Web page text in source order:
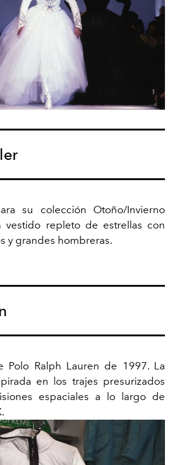
su colección Otoño/Invierno
vestido repleto de estrellas con
y grandes hombreras.
Polo Ralph Lauren de 1997. La
en los trajes presurizados
espaciales a lo largo de